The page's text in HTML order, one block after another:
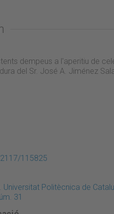
dempeus a l'aperitiu de
del Sr. José A. Jiménez
115825
Universitat Politècnica de
31